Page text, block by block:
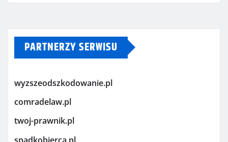
PARTNERZY SERWISU
wyzszeodszkodowanie.pl
comradelaw.pl
twoj-prawnik.pl